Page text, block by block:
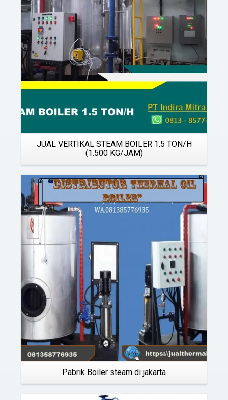
JUAL VERTIKAL STEAM BOILER 1.5 TON/H
(1.500 KG/JAM)
Pabrik Boiler steam di jakarta